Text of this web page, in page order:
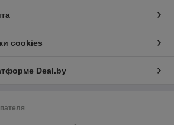
cookies
Deal.by
с ограниченной ответственностью